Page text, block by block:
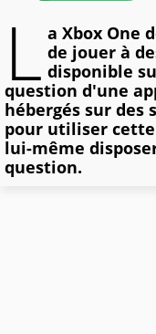
L a Xbox One
de jouer à
disponible
question d'une
hébergés sur des
pour utiliser
lui-même
question.